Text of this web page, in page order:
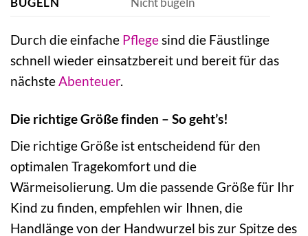
Durch die einfache Pflegesind die Fäustlinge
schnell wieder einsatzbereit und bereit für das
nächsteAbenteuer.
Die richtige Größe finden – So geht’s!
Die richtige Größe ist entscheidend für den
optimalen Tragekomfort und die
Wärmeisolierung. Um die passende Größe für Ihr
Kind zu finden, empfehlen wir Ihnen, die
Handlänge von der Handwurzel bis zur Spitze des